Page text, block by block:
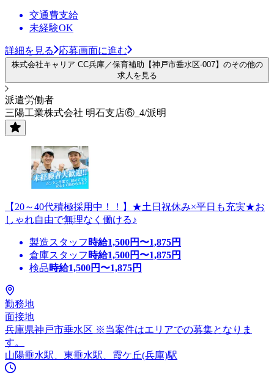
交通費支給
未経験OK
詳細を見る 応募画面に進む
株式会社キャリア CC兵庫／保育補助【神戸市垂水区-007】のその他の
求人を見る
派遣労働者
三陽工業株式会社 明石支店⑥_4/派明
【20～40代積極採用中！！】★土日祝休み×平日も充実★お
しゃれ自由で無理なく働ける♪
製造スタッフ 時給1,500円〜1,875円
倉庫スタッフ 時給1,500円〜1,875円
検品時給1,500円〜1,875円
勤務地
面接地
兵庫県神戸市垂水区 ※当案件はエリアでの募集となりま
す。
山陽垂水駅、東垂水駅、霞ケ丘(兵庫)駅